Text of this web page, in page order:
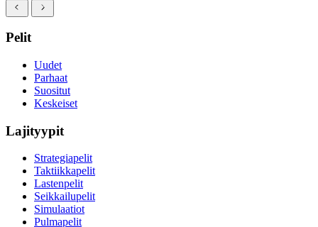
Pelit
Uudet
Parhaat
Suositut
Keskeiset
Lajityypit
Strategiapelit
Taktiikkapelit
Lastenpelit
Seikkailupelit
Simulaatiot
Pulmapelit